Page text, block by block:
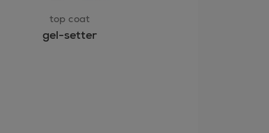
top coat
gel-setter